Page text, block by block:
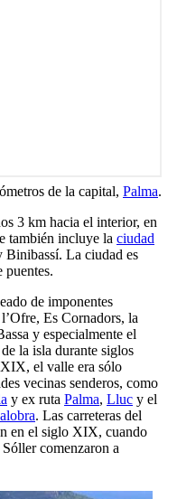
de la capital, Palma.
3 km hacia el interior, en
también incluye la ciudad
Binibassí. La ciudad es
puentes.
de imponentes
, Es Cornadors, la
y especialmente el
la isla durante siglos
XIX, el valle era sólo
vecinas senderos, como
y ex ruta Palma, Lluc y el
. Las carreteras del
en el siglo XIX, cuando
Sóllercomenzaron a